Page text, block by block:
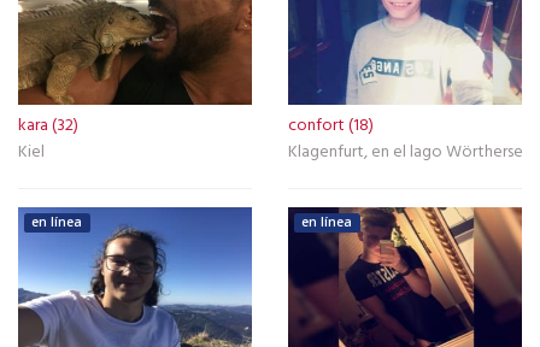
kara (32)
Kiel
confort (18)
Klagenfurt, en el lago Wörthersee
en línea en línea